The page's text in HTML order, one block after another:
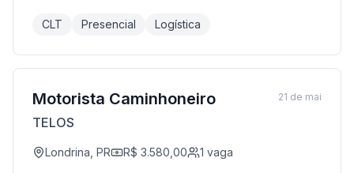
CLT Presencial Logística
Motorista Caminhoneiro
TELOS
Londrina, PR R$ 3.580,00 1 vaga
21 de mai